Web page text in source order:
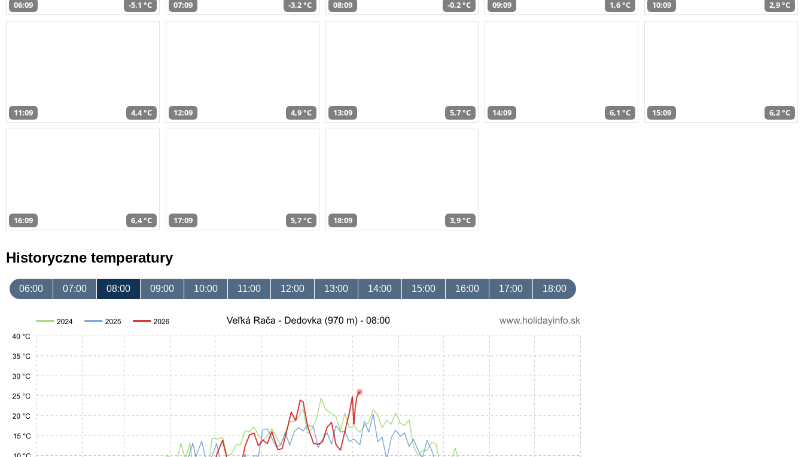
06:09 -5,1 °C 07:09 -3,2 °C 08:09 -0,2 °C 09:09 1,6 °C 10:09 2,9 °C
11:09 4,4 °C 12:09 4,9 °C 13:09 5,7 °C 14:09 6,1 °C 15:09 6,2 °C
16:09 6,4 °C 17:09 5,7 °C 18:09 3,9 °C
Historyczne temperatury
06:00 07:00 08:00 09:00 10:00 11:00 12:00 13:00 14:00 15:00 16:00 17:00 18:00